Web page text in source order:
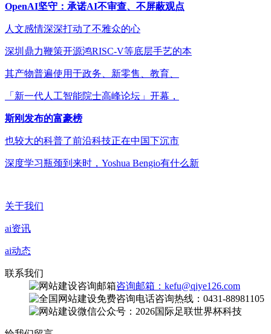
OpenAI坚守：承诺AI不审查、不屏蔽观点
人文感情深深打动了不雅众的心
深圳鼎力鞭策开源鸿RISC-V等底层手艺的本
其产物普遍使用于政务、新零售、教育、
「新一代人工智能院士高峰论坛」开幕，
斯刚发布的富豪榜
也较大的科普了前沿科技正在中国下沉市
深度学习瓶颈到来时，Yoshua Bengio有什么新
关于我们
ai资讯
ai动态
联系我们
咨询邮箱：kefu@qiye126.com
咨询热线：0431-88981105
微信公众号：2026国际足联世界杯科技